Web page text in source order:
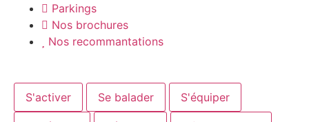
Parkings
Nos brochures
Nos recommantations
S'activer Se balader S'équiper